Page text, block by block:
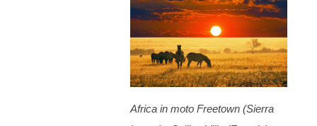
maggio 2014 5
aprile 2014 3
marzo 2014 2
febbraio 2014 4
Africa in moto Freetown (Sierra